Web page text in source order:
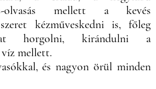
olvasás mellett a kevés
kézműveskedni is, főleg
horgolni, kirándulni a
mellett.
és nagyon örül minden